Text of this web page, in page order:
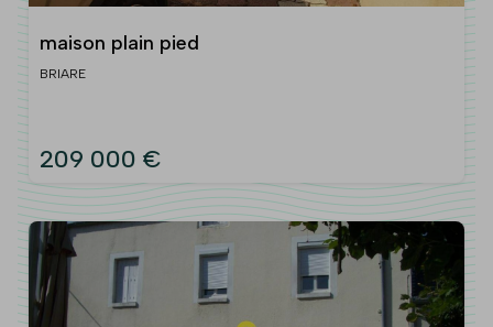
maison plain pied
BRIARE
209 000 €